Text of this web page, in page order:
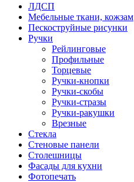
ЛДСП
Мебельные ткани, кожзам
Пескоструйные рисунки
Ручки
Рейлинговые
Профильные
Торцевые
Ручки-кнопки
Ручки-скобы
Ручки-стразы
Ручки-ракушки
Врезные
Стекла
Стеновые панели
Столешницы
Фасады для кухни
Фотопечать